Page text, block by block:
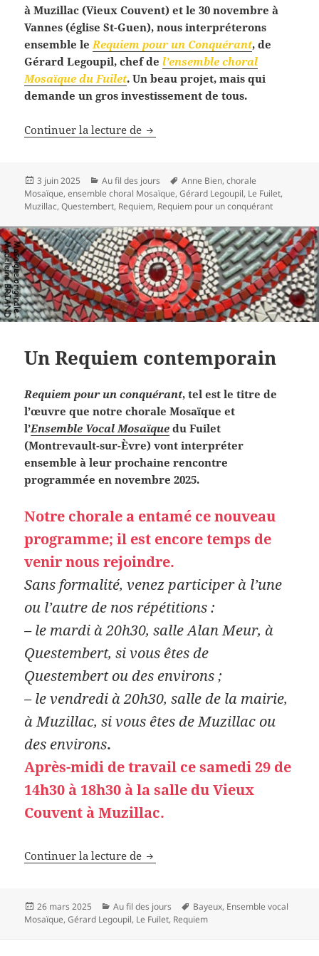
à Muzillac (Vieux Couvent) et le 30 novembre à
Vannes (église St-Guen), nous interpréterons
ensemble le Requiem pour un Conquérant, de
Gérard Legoupil, chef del’ensemble choral
Mosaïque du Fuilet. Un beau projet, mais qui
demande un gros investissement de tous.
Continuer la lecture de Une journée particulière
Publié
le
3 juin 2025 Catégories
Au fil des jours
Mots-
clés
Anne Bien,chorale
Mosaïque,ensemble choral Mosaïque,Gérard Legoupil, Le Fuilet,
Muzillac,Questembert, Requiem, Requiem pour un conquérant
Un Requiem contemporain
Requiem pour un conquérant, tel est le titre de
l’œuvre que notre chorale Mosaïque et
l’Ensemble Vocal Mosaïque du Fuilet
(Montrevault-sur-Èvre) vont interpréter
ensemble à leur prochaine rencontre
programmée en novembre 2025.
Notre chorale a entamé ce nouveau
programme; il est encore temps de
venir nous rejoindre.
Sans formalité, venez participer à l’une
ou l’autre de nos répétitions :
– le mardi à 20h30, salle Alan Meur, à
Questembert, si vous êtes de
Questembert ou des environs ;
– le vendredi à 20h30, salle de la mairie,
à Muzillac, si vous êtes de Muzillac ou
des environs.
Après-midi de travail ce samedi 29 de
14h30 à 18h30 à la salle du Vieux
Couvent à Muzillac.
Continuer la lecture de Un Requiem contemporain
Publié
le
26 mars 2025 Catégories
Au fil des jours
Mots-
clés
Bayeux, Ensemble vocal
Mosaïque,Gérard Legoupil, Le Fuilet, Requiem